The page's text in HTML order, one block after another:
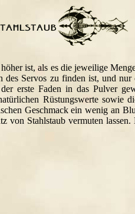
ist, als es die jeweilige
Servos zu finden ist, und nur
erste Faden in das Pulver
Rüstungswerte sowie
Geschmack ein wenig an
von Stahlstaub vermuten